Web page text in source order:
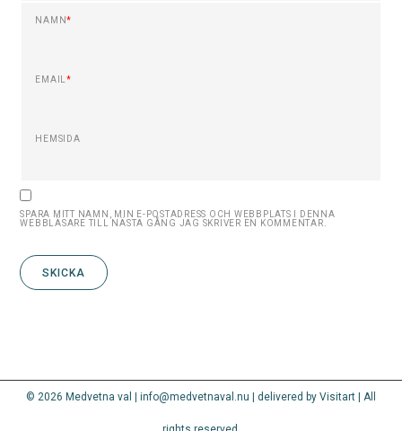
NAMN*
EMAIL*
HEMSIDA
SPARA MITT NAMN, MIN E-POSTADRESS OCH WEBBPLATS I DENNA
WEBBLÄSARE TILL NÄSTA GÅNG JAG SKRIVER EN KOMMENTAR.
© 2026 Medvetna val | info@medvetnaval.nu | delivered by Visitart | All